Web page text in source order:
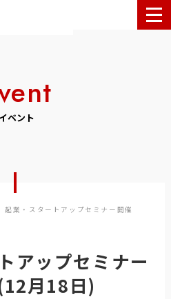
イベント
起業・スタートアップセミナー開催
アップセミナー
月18日)